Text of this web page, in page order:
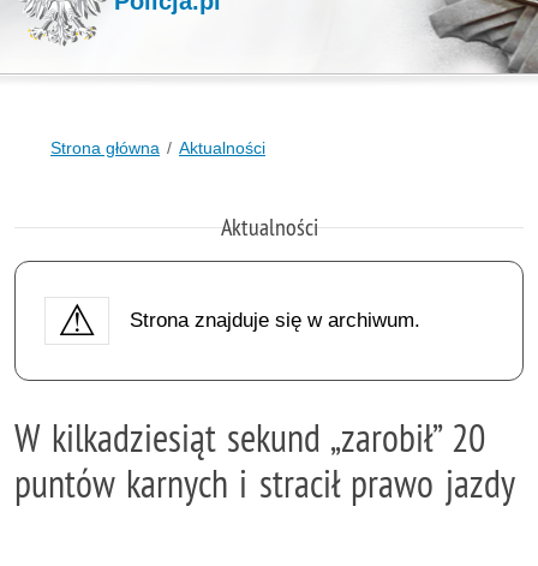
Strona główna Aktualności
Aktualności
Strona znajduje się w archiwum.
W kilkadziesiąt sekund „zarobił” 20
puntów karnych i stracił prawo jazdy